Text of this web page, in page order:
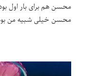
محسن هم برای بار اول
محسن خیلی شبیه من